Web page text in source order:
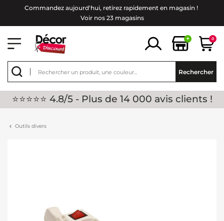
Commandez aujourd'hui, retirez rapidement en magasin !
Voir nos 23 magasins
+ 0
Rechercher
⭐⭐⭐⭐⭐ 4.8/5 - Plus de 14 000 avis clients !
Outils divers